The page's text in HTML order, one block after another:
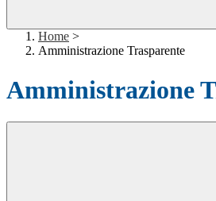
Home >
Amministrazione Trasparente
Amministrazione